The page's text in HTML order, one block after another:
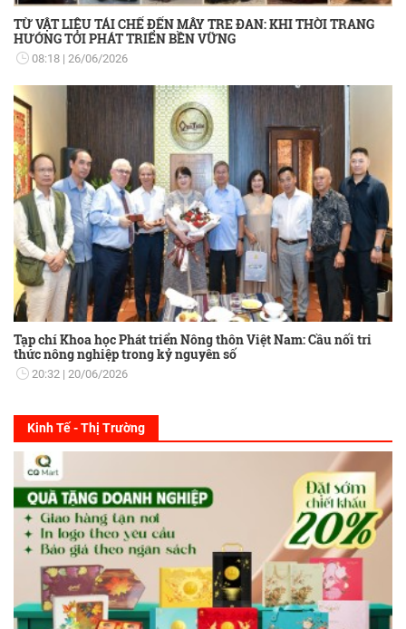
TỪ VẬT LIỆU TÁI CHẾ ĐẾN MÂY TRE ĐAN: KHI THỜI TRANG
HƯỚNG TỚI PHÁT TRIỂN BỀN VỮNG
08:18 26/06/2026
Tạp chí Khoa học Phát triển Nông thôn Việt Nam: Cầu nối tri
thức nông nghiệp trong kỷ nguyên số
20:32 20/06/2026
Kinh Tế - Thị Trường